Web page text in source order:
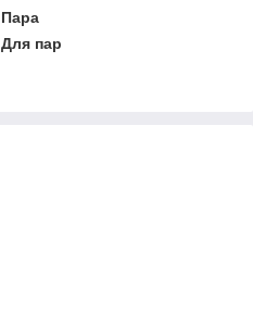
Пара
Для пар